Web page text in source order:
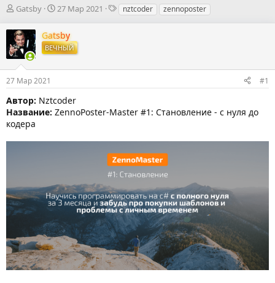
А
т
о
р
м
ы
Gatsby
Д
т
а
н
а
л
а
27 Мар 2021
Тnztcoder zennoposter
Gatsby
ВЕЧНЫЙ
27 Мар 2021 #1
Автор: Nztcoder
Название: ZennoPoster-Master #1: Становление - с нуля до
кодера